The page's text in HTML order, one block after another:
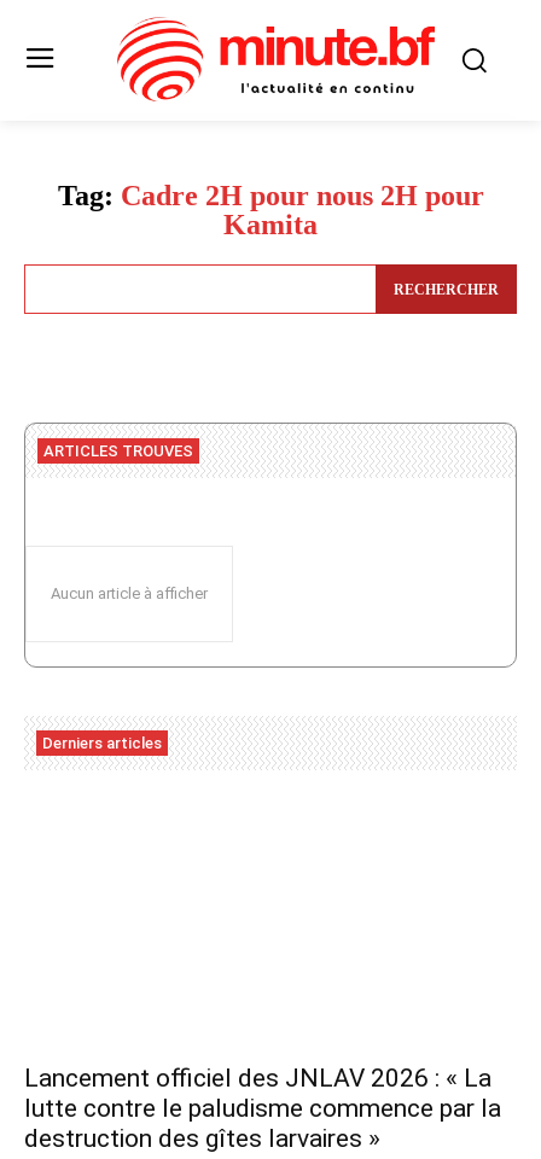
Tag: Cadre 2H pour nous 2H pour
Kamita
RECHERCHER
ARTICLES TROUVES
Aucun article à afficher
Derniers articles
Lancement officiel des JNLAV 2026 : « La
lutte contre le paludisme commence par la
destruction des gîtes larvaires »